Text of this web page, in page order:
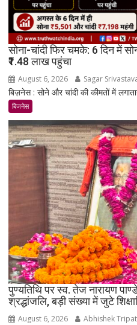
सोना-चांदी फिर चमके: 6 दिन में
₹1.48 लाख पहुंचा
August 6, 2026 Sagar
बिज़नेस : सोने और चांदी की कीमतों में
बिजनेस
पुण्यतिथि पर स्व. तेज नारायण
श्रद्धांजलि, बड़ी संख्या में जुटे
August 6, 2026 Abhishek